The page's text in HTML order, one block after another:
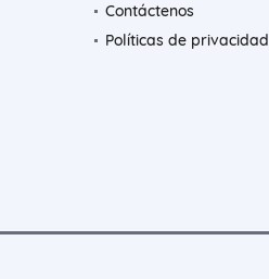
Contáctenos
Políticas de privacidad